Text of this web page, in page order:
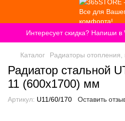
Интересует скидка? Напиши
Каталог Радиаторы
Радиатор стальной
11 (600x1700) мм
Артикул: U11/60/170 Оставить